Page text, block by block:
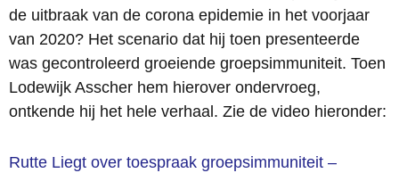
de uitbraak van de corona epidemie in het voorjaar
van 2020? Het scenario dat hij toen presenteerde
was gecontroleerd groeiende groepsimmuniteit. Toen
Lodewijk Asscher hem hierover ondervroeg,
ontkende hij het hele verhaal. Zie de video hieronder:
Rutte Liegt over toespraak groepsimmuniteit –